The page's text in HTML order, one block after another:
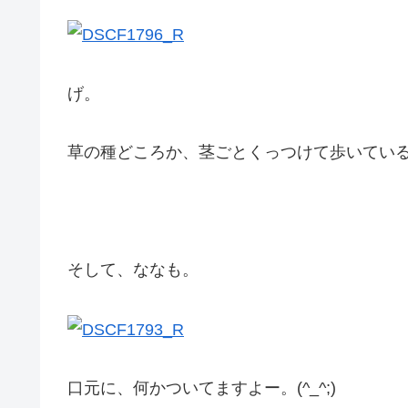
げ。
草の種どころか、茎ごとくっつけて歩いてい
そして、ななも。
口元に、何かついてますよー。(^_^;)